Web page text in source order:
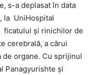
s-a deplasat în data
la UniHospital
ficatului şi rinichilor de
cerebrală, a cărui
de organe. Cu sprijinul
Panagyurishte şi